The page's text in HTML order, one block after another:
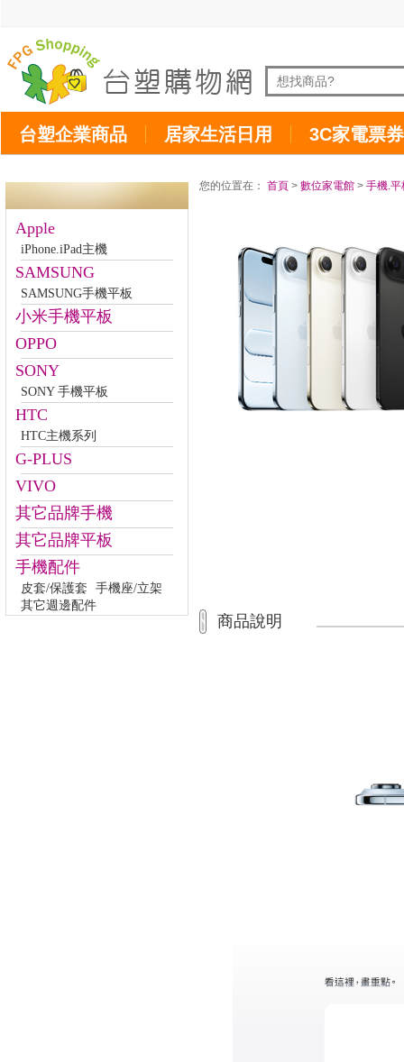
台塑企業商品 居家生活日用 3C家電票券
Apple
iPhone.iPad主機
SAMSUNG
SAMSUNG手機平板
小米手機平板
OPPO
SONY
SONY 手機平板
HTC
HTC主機系列
G-PLUS
VIVO
其它品牌手機
其它品牌平板
手機配件
皮套/保護套
手機座/立架
其它週邊配件
您的位置在： 首頁 > 數位家電館 > 手機.平
商品說明